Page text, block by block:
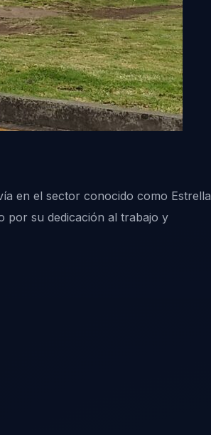
en el sector conocido como Estrella
por su dedicación al trabajo y